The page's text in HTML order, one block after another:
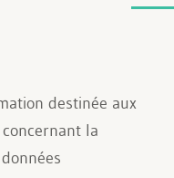
destinée aux
la